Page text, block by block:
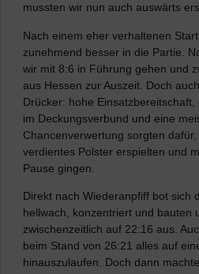
mussten wir nun auch auswärts
Nach einem eher verhaltenen
zunehmend besser in die Partie.
wir mit 8:6 in Führung gehen und
aus Hessen zur Auszeit. Doch
Drücker: hohe
im Deckungsverbund und eine
Chancenverwertung sorgten
verdientes Polster erspielten und
Pause gingen.
Direkt nach Wiederanpfiff bot sich
hellwach, konzentriert und bauten
zwischenzeitlich auf 22:16 aus.
beim Stand von 26:21 alles auf
hinauszulaufen. Doch dann